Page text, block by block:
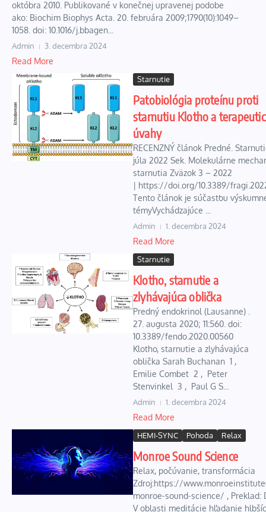
októbra 2010. Publikované v konečnej upravenej podobe
ako: Biochim Biophys Acta. 20. februára 2009;1790(10):1049–
1058. doi: 10.1016/j.bbagen...
Admin 3. decembra 2024
Read More
Starnutie
Patobiológia proteínu proti
starnutiu Klotho a
úvahy
RECENZNÝ článok Predné.
júla 2022 Sek. Molekulárne
starnutia Zväzok 3 – 2022
| https://doi.org/10.3389/
Tento článok je súčasťou
témyVychádzajúce ...
Admin 1. decembra 2024
Read More
Starnutie
Klotho, starnutie a
zlyhávajúca oblička
Predný endokrinol (Lausanne) .
27. augusta 2020; 11:560. doi:
10.3389/fendo.2020.00560
Klotho, starnutie a zlyhávajúca
oblička Sarah Buchanan 1 ,
Emilie Combet 2 , Peter
Stenvinkel 3 , Paul G S...
Admin 1. decembra 2024
Read More
HEMI-SYNC Pohoda Relax
Monroe Sound Science
Relax, počúvanie, transformácia
Zdroj:https://
monroe-sound-science/ , Preklad:
V oblasti meditácie hľadanie